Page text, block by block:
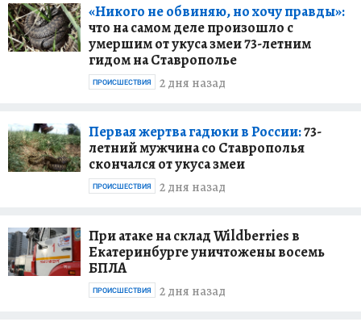
«Никого не обвиняю, но хочу правды»:
что на самом деле произошло с
умершим от укуса змеи 73-летним
гидом на Ставрополье
2 дня назад
ПРОИСШЕСТВИЯ
Первая жертва гадюки в России:73-
летний мужчина со Ставрополья
скончался от укуса змеи
2 дня назад
ПРОИСШЕСТВИЯ
При атаке на склад Wildberries в
Екатеринбурге уничтожены восемь
БПЛА
2 дня назад
ПРОИСШЕСТВИЯ